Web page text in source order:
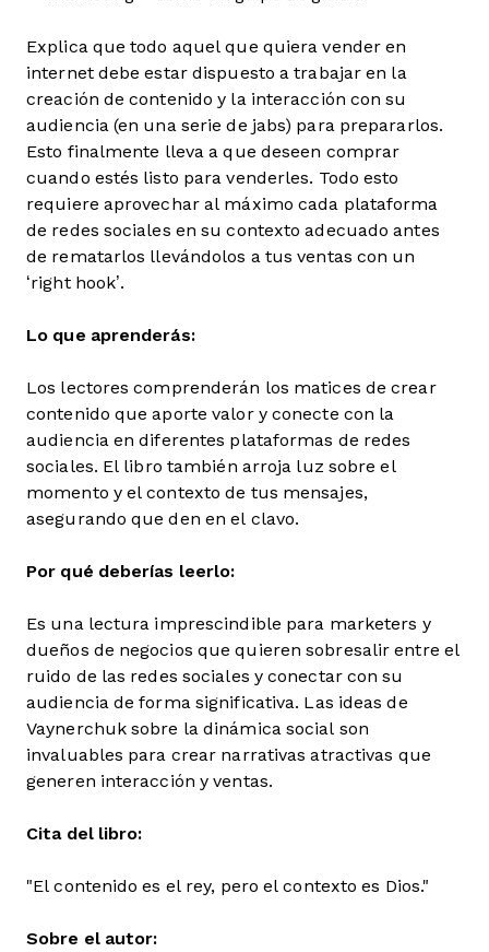
Explica que todo aquel que quiera vender en
internet debe estar dispuesto a trabajar en la
creación de contenido y la interacción con su
audiencia (en una serie de jabs) para prepararlos.
Esto finalmente lleva a que deseen comprar
cuando estés listo para venderles. Todo esto
requiere aprovechar al máximo cada plataforma
de redes sociales en su contexto adecuado antes
de rematarlos llevándolos a tus ventas con un
‘right hook’.
Lo que aprenderás:
Los lectores comprenderán los matices de crear
contenido que aporte valor y conecte con la
audiencia en diferentes plataformas de redes
sociales. El libro también arroja luz sobre el
momento y el contexto de tus mensajes,
asegurando que den en el clavo.
Por qué deberías leerlo:
Es una lectura imprescindible para marketers y
dueños de negocios que quieren sobresalir entre el
ruido de las redes sociales y conectar con su
audiencia de forma significativa. Las ideas de
Vaynerchuk sobre la dinámica social son
invaluables para crear narrativas atractivas que
generen interacción y ventas.
Cita del libro:
"El contenido es el rey, pero el contexto es Dios."
Sobre el autor: